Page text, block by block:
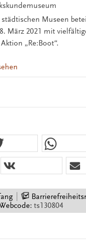
städtischen Museen
März 2021 mit
„Re:Boot“.
ts130804